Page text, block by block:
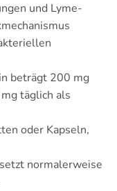
und Lyme-
beträgt 200 mg
täglich als
oder Kapseln,
normalerweise